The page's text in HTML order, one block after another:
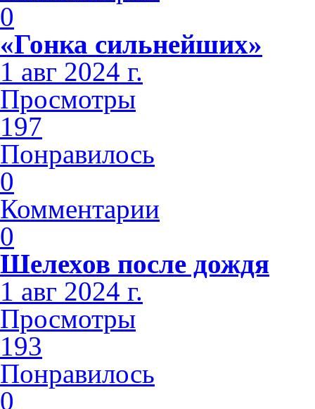
0
«Гонка сильнейших»
1 авг 2024 г.
Просмотры
197
Понравилось
0
Комментарии
0
Шелехов после дождя
1 авг 2024 г.
Просмотры
193
Понравилось
0